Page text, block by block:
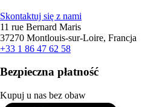
Skontaktuj się z nami
11 rue Bernard Maris
37270 Montlouis-sur-Loire, Francja
+33 1 86 47 62 58
Bezpieczna płatność
Kupuj u nas bez obaw